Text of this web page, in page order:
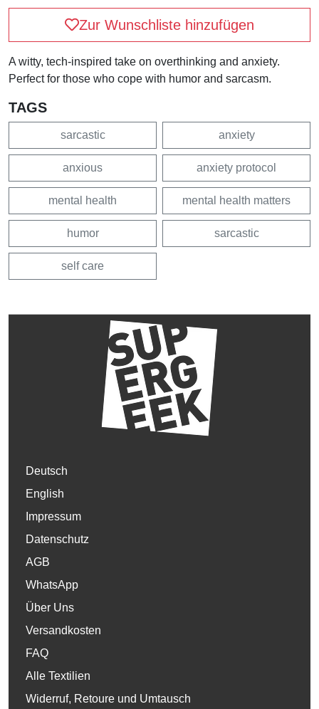
Zur Wunschliste hinzufügen
A witty, tech-inspired take on overthinking and anxiety.
Perfect for those who cope with humor and sarcasm.
TAGS
sarcastic anxiety
anxious anxiety protocol
mental health mental health matters
humor sarcastic
self care
Deutsch
English
Impressum
Datenschutz
AGB
WhatsApp
Über Uns
Versandkosten
FAQ
Alle Textilien
Widerruf, Retoure und Umtausch